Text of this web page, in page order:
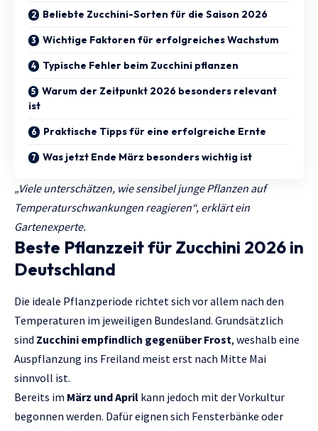
Beliebte Zucchini-Sorten für die Saison 2026
Wichtige Faktoren für erfolgreiches Wachstum
Typische Fehler beim Zucchini pflanzen
Warum der Zeitpunkt 2026 besonders relevant
ist
Praktische Tipps für eine erfolgreiche Ernte
Was jetzt Ende März besonders wichtig ist
„Viele unterschätzen, wie sensibel junge Pflanzen auf
Temperaturschwankungen reagieren“, erklärt ein
Gartenexperte.
Beste Pflanzzeit für Zucchini 2026 in
Deutschland
Die ideale Pflanzperiode richtet sich vor allem nach den
Temperaturen im jeweiligen Bundesland. Grundsätzlich
sind Zucchini empfindlich gegenüber Frost, weshalb eine
Auspflanzung ins Freiland meist erst nach Mitte Mai
sinnvoll ist.
Bereits im März und April kann jedoch mit der Vorkultur
begonnen werden. Dafür eignen sich Fensterbänke oder